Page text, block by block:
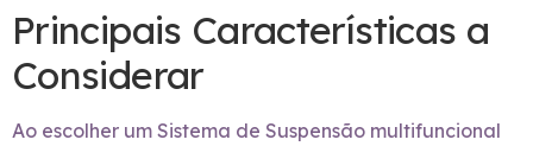
Principais Características a
Considerar
Ao escolher um Sistema de Suspensão multifuncional